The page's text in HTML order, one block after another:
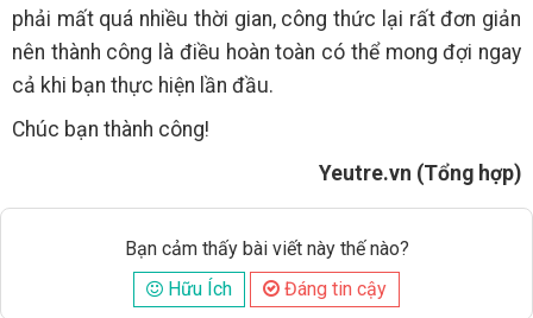
phải mất quá nhiều thời gian, công thức lại rất đơn giản
nên thành công là điều hoàn toàn có thể mong đợi ngay
cả khi bạn thực hiện lần đầu.
Chúc bạn thành công!
Yeutre.vn (Tổng hợp)
Bạn cảm thấy bài viết này thế nào?
Hữu Ích
Đáng tin cậy